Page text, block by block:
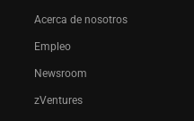
Acerca de nosotros
Empleo
Newsroom
zVentures